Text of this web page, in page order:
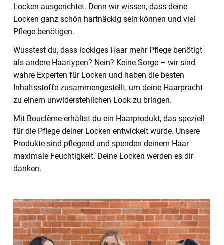
Locken ausgerichtet. Denn wir wissen, dass deine
Locken ganz schön hartnäckig sein können und viel
Pflege benötigen.
Wusstest du, dass lockiges Haar mehr Pflege benötigt
als andere Haartypen? Nein? Keine Sorge – wir sind
wahre Experten für Locken und haben die besten
Inhaltsstoffe zusammengestellt, um deine Haarpracht
zu einem unwiderstehlichen Look zu bringen.
Mit Bouclème erhältst du ein Haarprodukt, das speziell
für die Pflege deiner Locken entwickelt wurde. Unsere
Produkte sind pflegend und spenden deinem Haar
maximale Feuchtigkeit. Deine Locken werden es dir
danken.